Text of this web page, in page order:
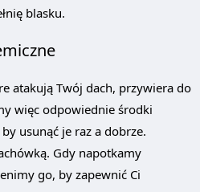
blasku.
atakują Twój dach, przywiera do
więc odpowiednie środki
usunąć je raz a dobrze.
Gdy napotkamy
go, by zapewnić Ci